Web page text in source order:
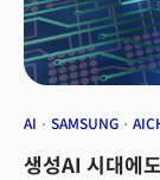
"Governments
success or failure
of spending but by
successfully
superpowers
AI SAMSUNG
생성AI 시대에